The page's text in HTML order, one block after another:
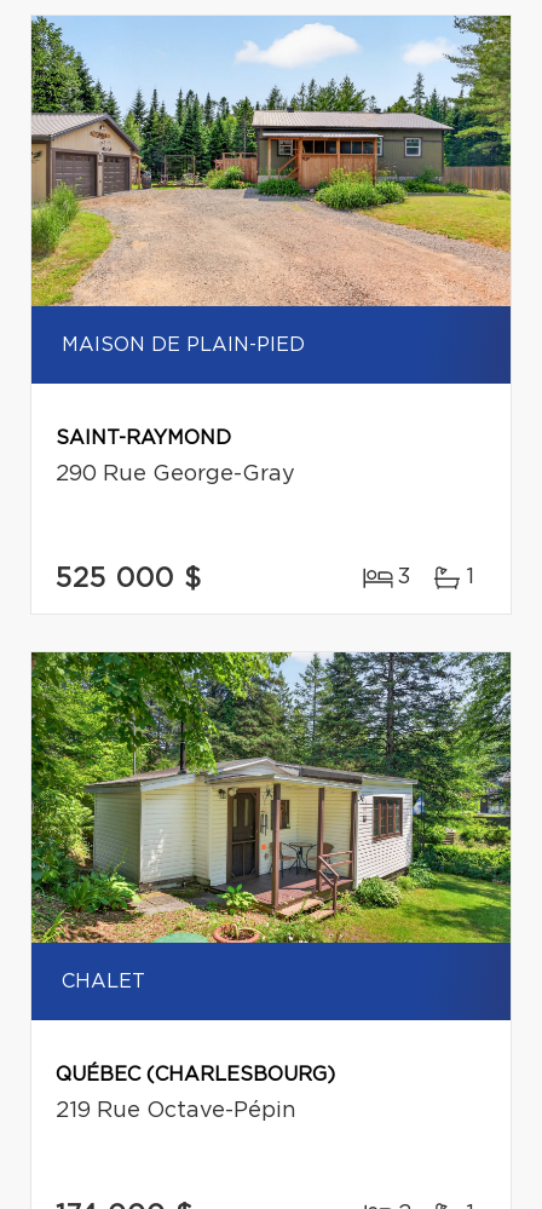
MAISON DE PLAIN-PIED
SAINT-RAYMOND
290 Rue George-Gray
525 000 $ 3 1
CHALET
QUÉBEC (CHARLESBOURG)
219 Rue Octave-Pépin